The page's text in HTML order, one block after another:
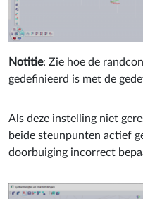
Notitie: Zie hoe de
gedefinieerd is met de
Als deze instelling niet
beide steunpunten actief
doorbuiging incorrect